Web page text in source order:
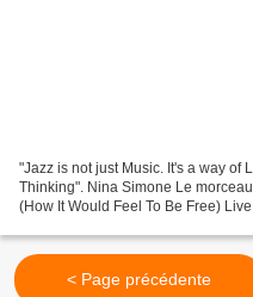
"Jazz is not just Music. It's a way of
Thinking". Nina Simone Le
(How It Would Feel To Be Free)
< Page précédente